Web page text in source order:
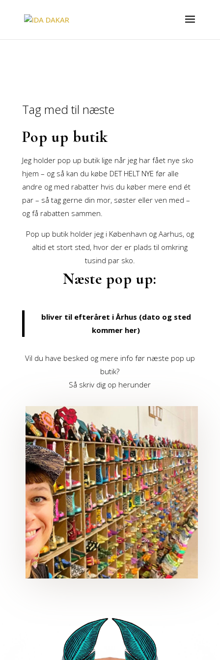
Tag med til næste
Pop up butik
Jeg holder pop up butik lige når jeg har fået nye sko
hjem – og så kan du købe DET HELT NYE før alle
andre og med rabatter hvis du køber mere end ét
par – så tag gerne din mor, søster eller ven med –
og få rabatten sammen.
Pop up butik holder jeg i København og Aarhus, og
altid et stort sted, hvor der er plads til omkring
tusind par sko.
Næste pop up:
bliver til efteråret i Århus (dato og sted
kommer her)
Vil du have besked og mere info før næste pop up
butik?
Så skriv dig op herunder